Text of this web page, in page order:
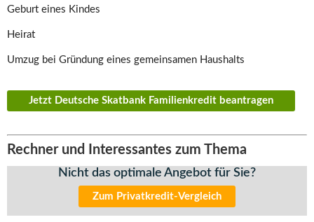
Geburt eines Kindes
Heirat
Umzug bei Gründung eines gemeinsamen Haushalts
Jetzt Deutsche Skatbank Familienkredit beantragen
Rechner und Interessantes zum Thema
Nicht das optimale Angebot für Sie?
Zum Privatkredit-Vergleich